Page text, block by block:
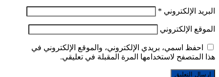
البريد الإلكتروني *
الموقع الإلكتروني
احفظ اسمي، بريدي الإلكتروني، والموقع الإلكتروني في
هذا المتصفح لاستخدامها المرة المقبلة في تعليقي.